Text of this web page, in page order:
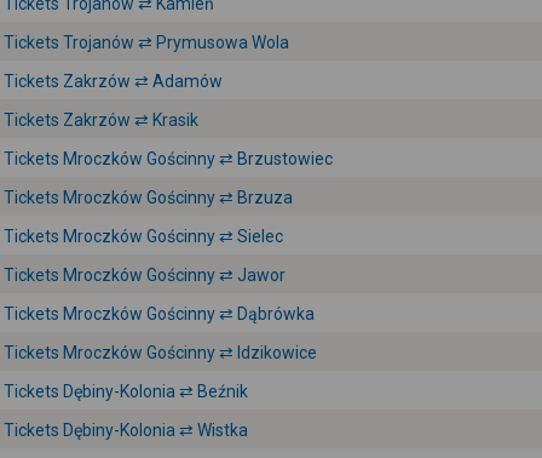
Tickets Trojanów ⇄ Prymusowa Wola
Tickets Zakrzów ⇄ Adamów
Tickets Zakrzów ⇄ Krasik
Tickets Mroczków Gościnny ⇄ Brzustowiec
Tickets Mroczków Gościnny ⇄ Brzuza
Tickets Mroczków Gościnny ⇄ Sielec
Tickets Mroczków Gościnny ⇄ Jawor
Tickets Mroczków Gościnny ⇄ Dąbrówka
Tickets Mroczków Gościnny ⇄ Idzikowice
Tickets Dębiny-Kolonia ⇄ Beźnik
Tickets Dębiny-Kolonia ⇄ Wistka